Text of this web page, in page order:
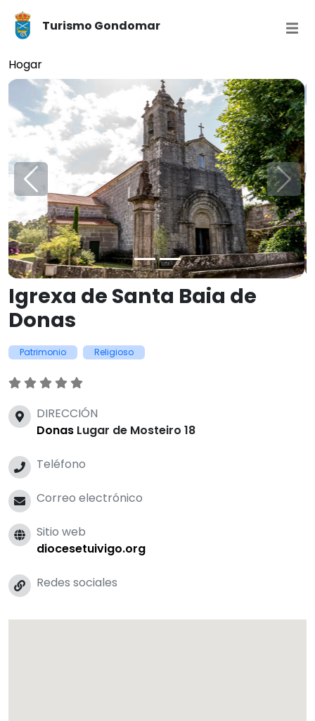
Turismo Gondomar
Hogar
Anterior
Igrexa de Santa Baia de
Donas
Patrimonio Religioso
DIRECCIÓN
Donas Lugar de Mosteiro 18
Teléfono
Correo electrónico
Sitio web
diocesetuivigo.org
Redes sociales